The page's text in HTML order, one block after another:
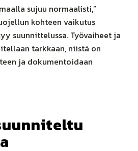
sujuu normaalisti,”
kohteen vaikutus
suunnittelussa. Työvaiheet ja
tarkkaan, niistä on
ja dokumentoidaan